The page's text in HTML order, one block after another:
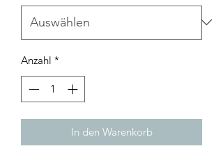
Anzahl *
In den Warenkorb